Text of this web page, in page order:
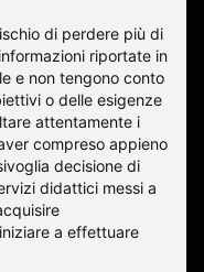
di perdere più di
riportate in
e non tengono conto
o delle esigenze
attentamente i
compreso appieno
decisione di
didattici messi a
a effettuare